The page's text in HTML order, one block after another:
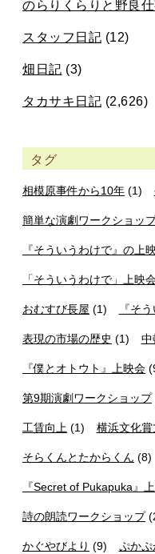
のらりくらりと野良
スタッフ日記 (12)
畑日記 (3)
タカサキ日記 (2,626)
タグ
相模原事件から10年 (1)
簡単な演劇ワークショッ
『そういうわけで』の上
「そういうわけで」上映
おむすび長屋 (1) 『そ
表現の市場の歴史 (1) 中
『僕とオトウト』上映会
第9期演劇ワークショップ
工賃向上 (1) 横浜文化
そらくんとたからくん (8)
『Secret of Pukapuka』
詩の朗読ワークショップ
かぐやびより (9) ぷかぷ